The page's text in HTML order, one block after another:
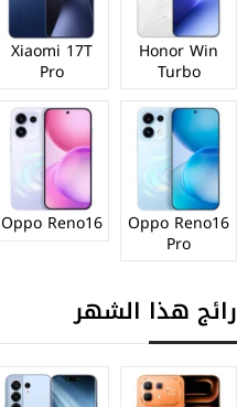
Honor Win
Turbo
Xiaomi 17T
Pro
Oppo Reno16
Pro
Oppo Reno16
رائج هذا الشهر